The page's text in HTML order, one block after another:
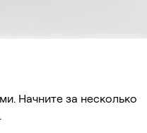
Начните за несколько